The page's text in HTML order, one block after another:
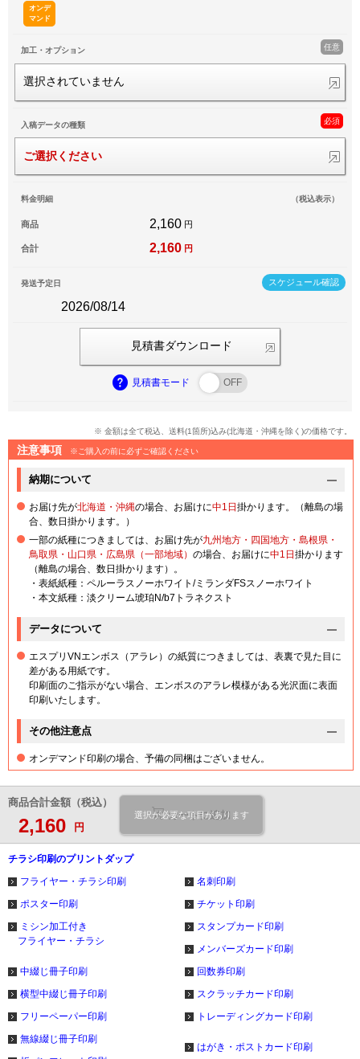
オンデ
マンド
加工・オプション 任意
選択されていません
入稿データの種類 必須
ご選択ください
料金明細 （税込表示）
商品 2,160 円
合計 2,160 円
スケジュール確認
発送予定日
2026/08/14
見積書ダウンロード
見積書モード
※ 金額は全て税込、送料(1箇所)込み(北海道・沖縄を除く)の価格です。
注意事項 ※ご購入の前に必ずご確認ください
納期について
お届け先が北海道・沖縄の場合、お届けに中1日掛かります。（離島の場
合、数日掛かります。）
一部の紙種につきましては、お届け先が九州地方・四国地方・島根県・
鳥取県・山口県・広島県（一部地域） の場合、お届けに中1日掛かります
（離島の場合、数日掛かります）。
・表紙紙種：ペルーラスノーホワイト/ミランダFSスノーホワイト
・本文紙種：淡クリーム琥珀N/b7トラネクスト
データについて
エスプリVNエンボス（アラレ）の紙質につきましては、表裏で見た目に
差がある用紙です。
印刷面のご指示がない場合、エンボスのアラレ模様がある光沢面に表面
印刷いたします。
その他注意点
オンデマンド印刷の場合、予備の同梱はございません。
商品合計金額（税込）
2,160 円
カートに追加
選択が必要な項目があります
チラシ印刷のプリントダップ
フライヤー・チラシ印刷
ポスター印刷
ミシン加工付き
フライヤー・チラシ
中綴じ冊子印刷
横型中綴じ冊子印刷
フリーペーパー印刷
無線綴じ冊子印刷
名刺印刷
チケット印刷
スタンプカード印刷
メンバーズカード印刷
回数券印刷
スクラッチカード印刷
トレーディングカード印刷
はがき・ポストカード印刷